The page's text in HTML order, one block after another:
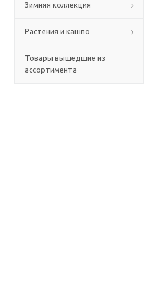
Зимняя коллекция
Растения и кашпо
Товары вышедшие из
ассортимента